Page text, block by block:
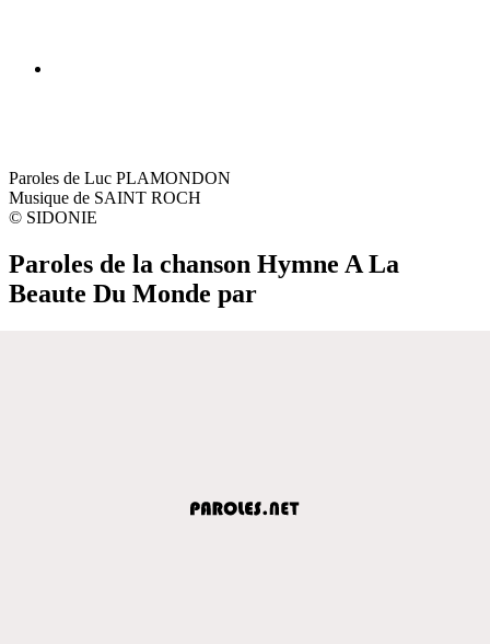
Paroles de Luc PLAMONDON
Musique de SAINT ROCH
© SIDONIE
Paroles de la chanson Hymne A La
Beaute Du Monde par